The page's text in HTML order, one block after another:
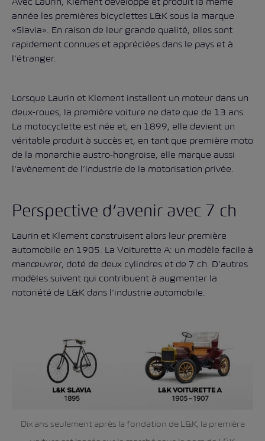
année les premières bicyclettes L&K sous la marque
«Slavia». En raison de leur grande qualité, elles sont
rapidement connues et appréciées dans le pays et à
l’étranger.
Lorsque Laurin et Klement installent un moteur dans un
deux-roues, la première voiture ne date que de 13 ans.
La motocyclette est née et, en 1899, elle devient un
véritable produit à succès et, en tant que première moto
de la monarchie austro-hongroise, elle marque aussi
l’avènement de l’industrie de la motorisation privée.
Perspective d’avenir avec 7 ch
Laurin et Klement construisent alors leur première
automobile en 1905. La Voiturette A: un modèle facile à
manœuvrer, doté de deux cylindres et de 7 ch. D’autres
modèles suivent qui contribuent à augmenter la
notoriété de L&K dans l’industrie automobile.
Dix ans seulement après la fondation de L&K, la première